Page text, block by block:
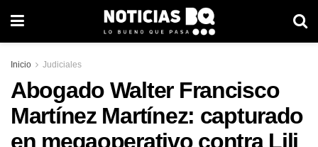
Inicio Judiciales
Abogado Walter Francisco
Martínez Martínez: capturado
en megaoperativo contra Lili